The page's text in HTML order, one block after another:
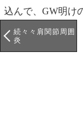
込んで、GW明け
続々々肩関節周囲
炎